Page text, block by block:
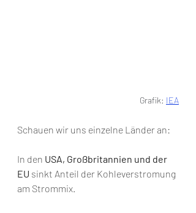
Grafik: IEA
Schauen wir uns einzelne Länder an:
In den USA, Großbritannien und der
EU sinkt Anteil der Kohleverstromung
am Strommix.